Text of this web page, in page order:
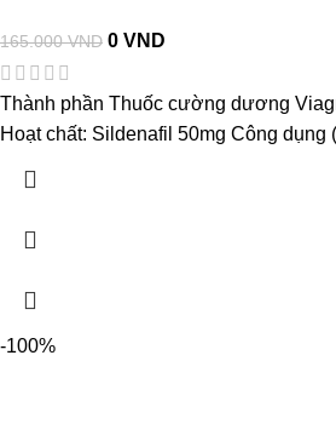
165.000VND 0VND
Thành phần Thuốc cường dương
Hoạt chất: Sildenafil 50mg Công dụng
-100%